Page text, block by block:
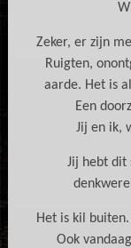
Zeker, er zijn
Ruigten,
aarde. Het is
Een
Jij en ik,
Jij hebt dit
Het is kil
Ook